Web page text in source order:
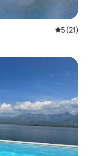
5 (21)